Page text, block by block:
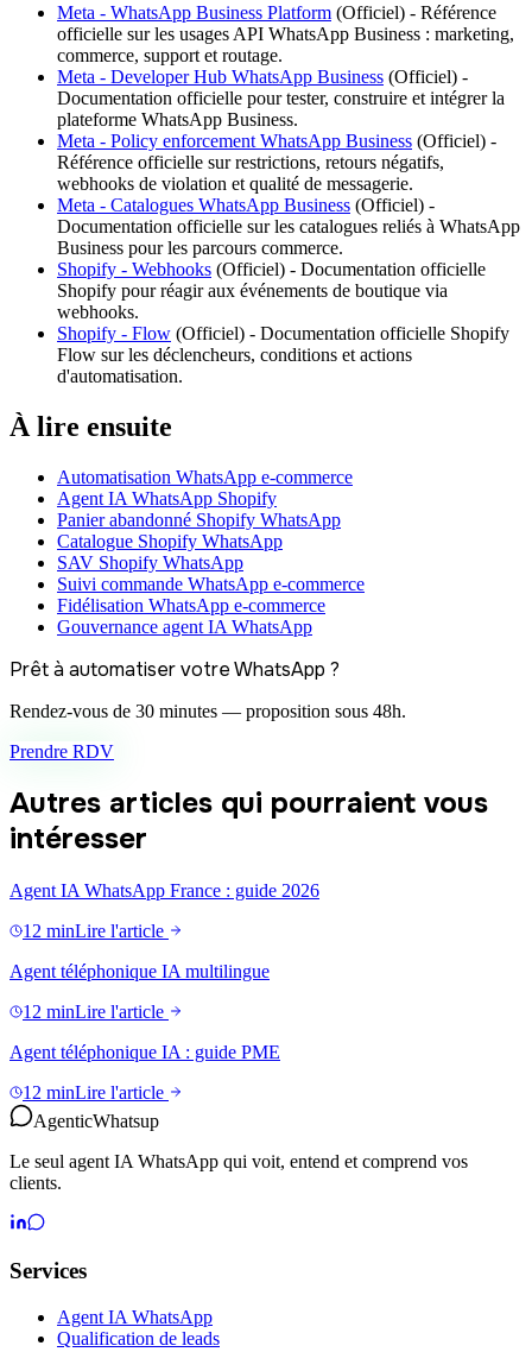
Meta - WhatsApp Business Platform (Officiel) - Référence
officielle sur les usages API WhatsApp Business : marketing,
commerce, support et routage.
Meta - Developer Hub WhatsApp Business (Officiel) -
Documentation officielle pour tester, construire et intégrer la
plateforme WhatsApp Business.
Meta - Policy enforcement WhatsApp Business (Officiel) -
Référence officielle sur restrictions, retours négatifs,
webhooks de violation et qualité de messagerie.
Meta - Catalogues WhatsApp Business (Officiel) -
Documentation officielle sur les catalogues reliés à WhatsApp
Business pour les parcours commerce.
Shopify - Webhooks (Officiel) - Documentation officielle
Shopify pour réagir aux événements de boutique via
webhooks.
Shopify - Flow (Officiel) - Documentation officielle Shopify
Flow sur les déclencheurs, conditions et actions
d'automatisation.
À lire ensuite
Automatisation WhatsApp e-commerce
Agent IA WhatsApp Shopify
Panier abandonné Shopify WhatsApp
Catalogue Shopify WhatsApp
SAV Shopify WhatsApp
Suivi commande WhatsApp e-commerce
Fidélisation WhatsApp e-commerce
Gouvernance agent IA WhatsApp
Prêt à automatiser votre WhatsApp ?
Rendez-vous de 30 minutes — proposition sous 48h.
Prendre RDV
Autres articles qui pourraient vous
intéresser
Agent IA WhatsApp France : guide 2026
12 minLire l'article
Agent téléphonique IA multilingue
12 minLire l'article
Agent téléphonique IA : guide PME
12 minLire l'article
AgenticWhatsup
Le seul agent IA WhatsApp qui voit, entend et comprend vos
clients.
Services
Agent IA WhatsApp
Qualification de leads